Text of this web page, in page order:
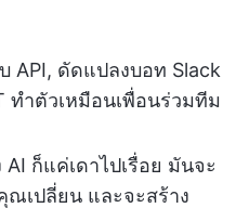
API, ดัดแปลงบอท Slack
ทำตัวเหมือนเพื่อนร่วมทีม
ก็แค่เดาไปเรื่อย มันจะ
ณเปลี่ยน และจะสร้าง